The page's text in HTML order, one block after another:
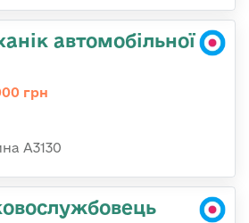
автомобільної
грн
А3130